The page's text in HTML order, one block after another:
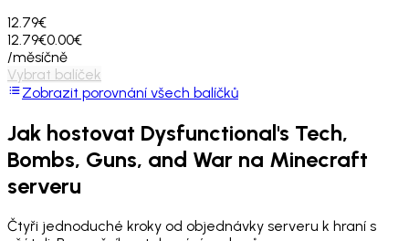
12.79€
12.79€0.00€
/měsíčně
Vybrat balíček
Zobrazit porovnání všech balíčků
Jak hostovat Dysfunctional's Tech,
Bombs, Guns, and War na Minecraft
serveru
Čtyři jednoduché kroky od objednávky serveru k hraní s